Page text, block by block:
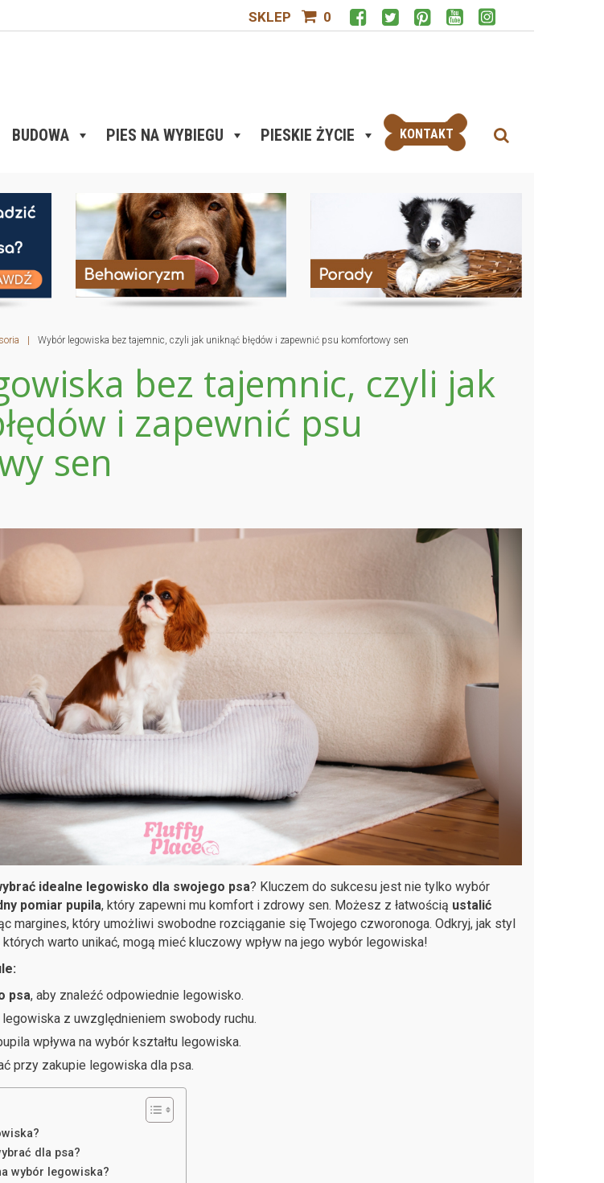
SKLEP 0
BUDOWA PIES NA WYBIEGU PIESKIE ŻYCIE KONTAKT
Wybór legowiska bez tajemnic, czyli jak uniknąć błędów i zapewnić psu komfortowy sen
bez tajemnic, czyli jak
i zapewnić psu
sen
idealne legowisko dla swojego psa? Kluczem do sukcesu jest nie tylko wybór
pomiar pupila, który zapewni mu komfort i zdrowy sen. Możesz z łatwością ustalić
margines, który umożliwi swobodne rozciąganie się Twojego czworonoga. Odkryj, jak styl
których warto unikać, mogą mieć kluczowy wpływ na jego wybór legowiska!
psa, aby znaleźć odpowiednie legowisko.
legowiska z uwzględnieniem swobody ruchu.
wpływa na wybór kształtu legowiska.
przy zakupie legowiska dla psa.
dla psa?
wybór legowiska?